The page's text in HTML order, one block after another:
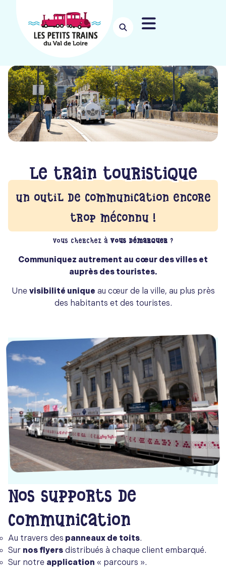
Le train touristique
un outil de communication encore
trop méconnu !
Vous cherchez à vous démarquer ?
Communiquez autrement au cœur des villes et
auprès des touristes.
Une visibilité unique au cœur de la ville, au plus près
des habitants et des touristes.
Nos supports de
communication
Au travers des panneaux de toits.
Sur nos flyers distribués à chaque client embarqué.
Sur notre application « parcours ».